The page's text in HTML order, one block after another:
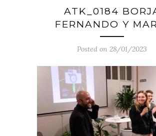
ATK_0184
FERNANDO Y
Posted on 28/01/2023